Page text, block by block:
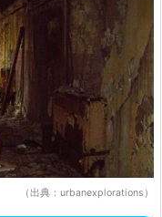
（出典：urbanexplorations）